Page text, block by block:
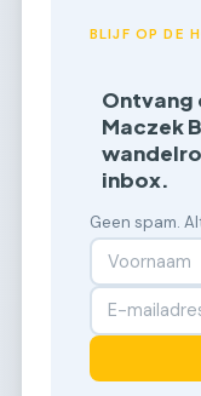
BLIJF OP DE
Ontvang
Maczek
inbox.
Geen spam.